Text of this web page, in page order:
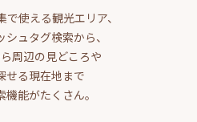
使える観光エリア、
ュタグ検索から、
周辺の見どころや
せる現在地まで
能がたくさん。